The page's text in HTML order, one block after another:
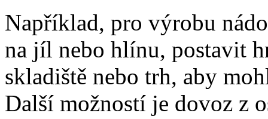
Například, pro výrobu
na jíl nebo hlínu, postavit
skladiště nebo trh, aby
Další možností je dovoz z